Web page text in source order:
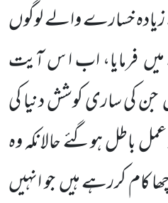
خسارے والے لوگوں
فرمایا، اب ا س آیت
جن کی ساری کوشش دنیا کی
عمل باطل ہوگئے حالانکہ وہ
کام کررہے ہیں جو انہیں